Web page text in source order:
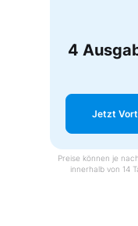
4
Jetzt
Preise können je
innerhalb von 14